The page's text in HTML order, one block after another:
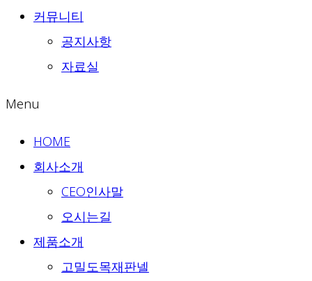
커뮤니티
공지사항
자료실
Menu
HOME
회사소개
CEO인사말
오시는길
제품소개
고밀도목재판넬